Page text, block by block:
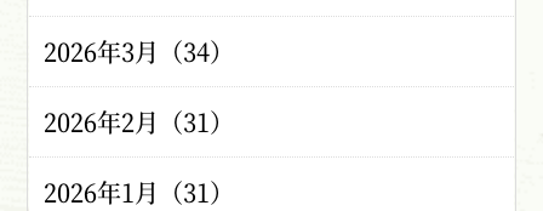
2026年3月（34）
2026年2月（31）
2026年1月（31）